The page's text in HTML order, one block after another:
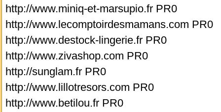
http://www.miniq-et-marsupio.fr PR0
http://www.lecomptoirdesmamans.com PR0
http://www.destock-lingerie.fr PR0
http://www.zivashop.com PR0
http://sunglam.fr PR0
http://www.lillotresors.com PR0
http://www.betilou.fr PR0